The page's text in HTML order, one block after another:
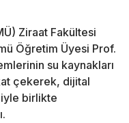
Ziraat Fakültesi
Öğretim Üyesi Prof.
su kaynakları
çekerek, dijital
birlikte